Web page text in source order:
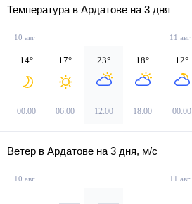
Температура в Ардатове на 3 дня
10 авг
14°
00:00
17°
06:00
23°
12:00
18°
18:00
11 авг
12°
00:00
Ветер в Ардатове на 3 дня, м/с
10 авг 11 авг